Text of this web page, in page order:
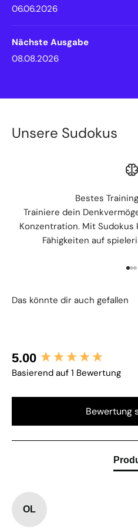
06.06.2026
Nächste Ausgabe
08.08.2026
Unsere Sudokus
Bestes
Trainiere dein
Konzentration. Mit
Fähigkeiten auf
5.00
Basierend auf 1 Bewertung
Bewertung
OL
New content loaded